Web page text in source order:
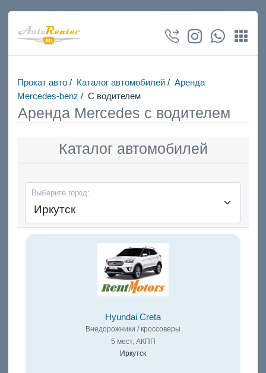
Прокат авто/ Каталог автомобилей/ Аренда
Mercedes-benz / С водителем
Аренда Mercedes с водителем
Каталог автомобилей
Выберите город:
Hyundai Creta
Внедорожники / кроссоверы
5 мест, АКПП
Иркутск